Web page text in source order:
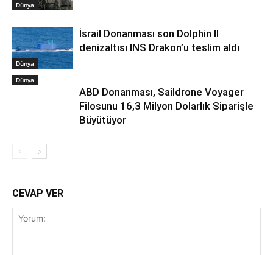
Dünya
Dünya
İsrail Donanması son Dolphin II
denizaltısı INS Drakon’u teslim aldı
Dünya
ABD Donanması, Saildrone Voyager
Filosunu 16,3 Milyon Dolarlık Siparişle
Büyütüyor
CEVAP VER